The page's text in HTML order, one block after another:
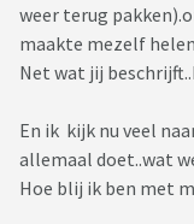
weer terug
maakte mezelf
Net wat jij
En ik kijk nu veel
allemaal doet..wat
Hoe blij ik ben met